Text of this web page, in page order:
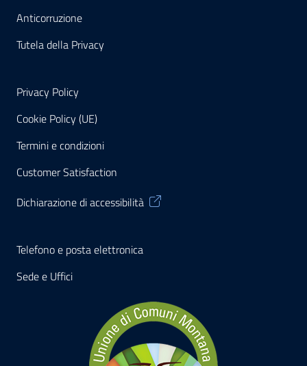
Anticorruzione
Tutela della Privacy
Privacy Policy
Cookie Policy (UE)
Termini e condizioni
Customer Satisfaction
Dichiarazione di accessibilità
Telefono e posta elettronica
Sede e Uffici